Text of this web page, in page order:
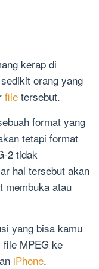
kerap di
orang yang
file tersebut.
format yang
tetapi format
2 tidak
hal tersebut akan
membuka atau
yang bisa kamu
file MPEG ke
iPhone.